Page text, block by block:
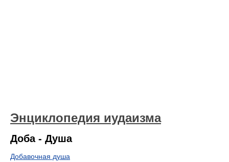
Энциклопедия иудаизма
Доба - Душа
Добавочная душа